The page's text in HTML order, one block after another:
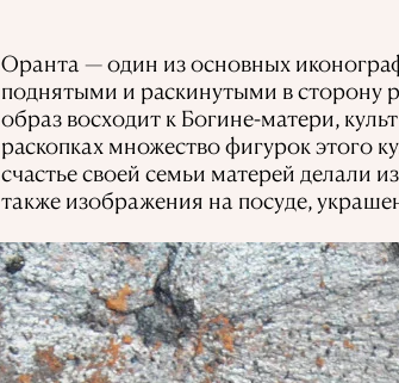
Оранта — один из основных
поднятыми и раскинутыми в сторону
образ восходит к Богине-матери,
раскопках множество фигурок этого
счастье своей семьи матерей делали
также изображения на посуде,